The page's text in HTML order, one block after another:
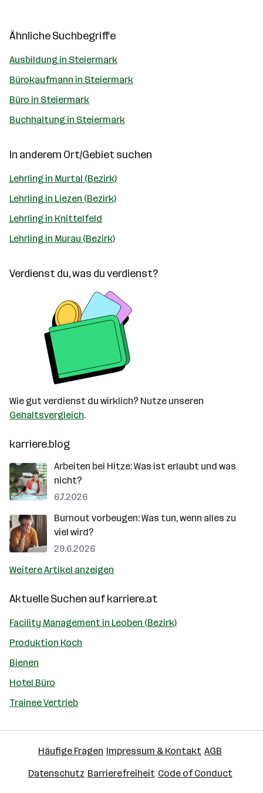
Ähnliche Suchbegriffe
Ausbildung in Steiermark
Bürokaufmann in Steiermark
Büro in Steiermark
Buchhaltung in Steiermark
In anderem Ort/Gebiet suchen
Lehrling in Murtal (Bezirk)
Lehrling in Liezen (Bezirk)
Lehrling in Knittelfeld
Lehrling in Murau (Bezirk)
Verdienst du, was du verdienst?
Wie gut verdienst du wirklich? Nutze unseren
Gehaltsvergleich.
karriere.blog
Arbeiten bei Hitze: Was ist erlaubt und was
nicht?
6.7.2026
Burnout vorbeugen: Was tun, wenn alles zu
viel wird?
29.6.2026
Weitere Artikel anzeigen
Aktuelle Suchen aufkarriere.at
Facility Management in Leoben (Bezirk)
Produktion Koch
Bienen
Hotel Büro
Trainee Vertrieb
Häufige Fragen Impressum & Kontakt AGB
Datenschutz Barrierefreiheit Code of Conduct